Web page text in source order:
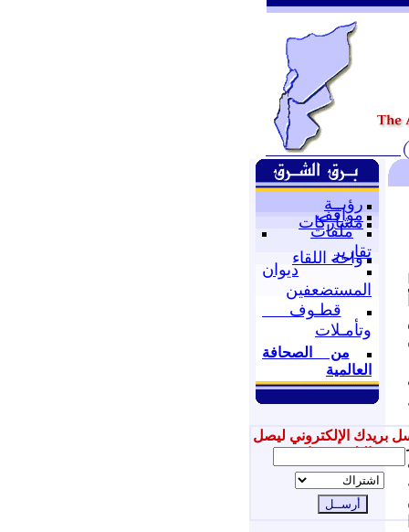
رؤيــة
مواقف
مشاركات
ملفات
تقارير
واحة اللقاء
ديوان
المستضعفين
قطـوف
وتأمـلات
من الصحافة
العالمية
بريدك الإلكتروني ليصل
إليك جديدنا